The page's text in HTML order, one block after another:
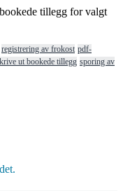
bookede tillegg for valgt
registrering av frokost pdf-
ut bookede tillegg sporing av